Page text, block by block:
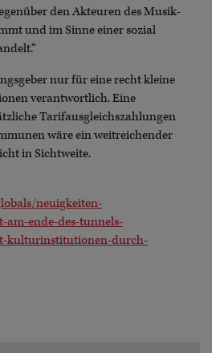
den Akteuren des Musik-
und im Sinne einer sozial
nur für eine recht kleine
verantwortlich. Eine
Tarifausgleichszahlungen
wäre ein weitreichender
in Sichtweite.
neuigkeiten-
ende-des-tunnels-
kulturinstitutionen-durch-